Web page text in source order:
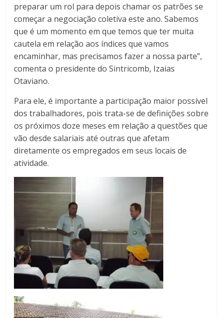
preparar um rol para depois chamar os patrões se
começar a negociação coletiva este ano. Sabemos
que é um momento em que temos que ter muita
cautela em relação aos índices que vamos
encaminhar, mas precisamos fazer a nossa parte”,
comenta o presidente do Sintricomb, Izaias
Otaviano.
Para ele, é importante a participação maior possível
dos trabalhadores, pois trata-se de definições sobre
os próximos doze meses em relação a questões que
vão desde salariais até outras que afetam
diretamente os empregados em seus locais de
atividade.